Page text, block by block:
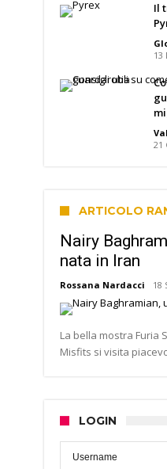
Il
13
21
ARTICOLO
Nairy
nata in Iran
Rossana Nardacci 18
La bella mostra Furia
Misfits si visita
LOGIN